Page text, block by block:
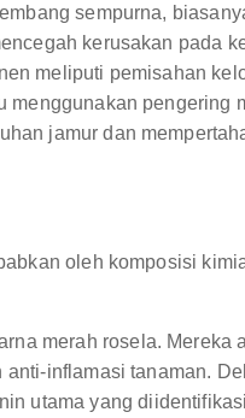
sempurna,
kerusakan pada
meliputi pemisahan
menggunakan pengering
jamur dan
oleh komposisi
merah rosela. Mereka
anti-inflamasi tanaman.
utama yang